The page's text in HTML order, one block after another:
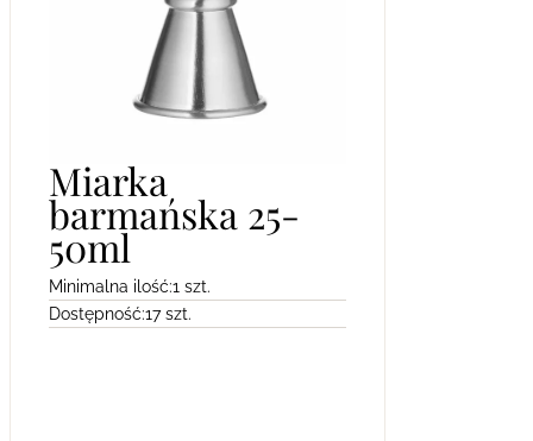
Miarka
barmańska 25-
50ml
Minimalna ilość:1 szt.
Dostępność:17 szt.